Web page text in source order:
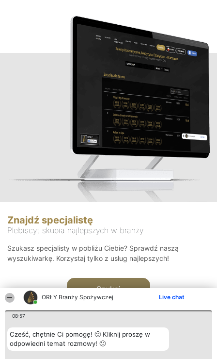
ORŁY Branży Spożywczej Live chat
08:57
Cześć, chętnie Ci pomogę! 🙂 Kliknij proszę w
odpowiedni temat rozmowy! 🙂
Znajdź specjalistę
Plebiscyt skupia najlepszych w branży
Szukasz specjalisty w pobliżu Ciebie? Sprawdź naszą
wyszukiwarkę. Korzystaj tylko z usług najlepszych!
Szukaj